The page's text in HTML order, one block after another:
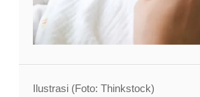
Ilustrasi (Foto: Thinkstock)